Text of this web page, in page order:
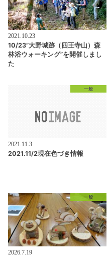
2021.10.23
10/23”大野城跡（四王寺山）森
林浴ウォーキング”を開催しまし
た
一般
2021.11.3
2021.11/2現在色づき情報
一般
2026.7.19